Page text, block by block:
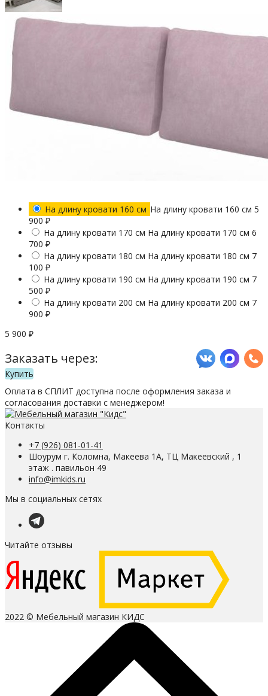
На длину кровати 160 см На длину кровати 160 см 5
900 ₽
На длину кровати 170 см На длину кровати 170 см 6
700 ₽
На длину кровати 180 см На длину кровати 180 см 7
100 ₽
На длину кровати 190 см На длину кровати 190 см 7
500 ₽
На длину кровати 200 см На длину кровати 200 см 7
900 ₽
5 900 ₽
Заказать через:
Купить
Оплата в СПЛИТ доступна после оформления заказа и
согласования доставки с менеджером!
Контакты
+7 (926) 081-01-41
Шоурум г. Коломна, Макеева 1А, ТЦ Макеевский , 1
этаж . павильон 49
info@imkids.ru
Мы в социальных сетях
Читайте отзывы
2022 © Мебельный магазин КИДС